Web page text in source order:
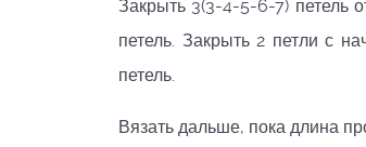
Закрыть 3(3-4-5-6-7) петель
петель. Закрыть 2 петли с
петель.
Вязать дальше, пока длина